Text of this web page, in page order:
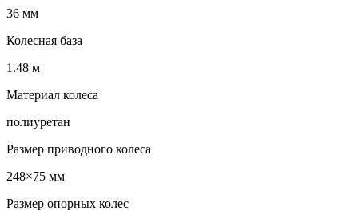
36 мм
Колесная база
1.48 м
Материал колеса
полиуретан
Размер приводного колеса
248×75 мм
Размер опорных колес